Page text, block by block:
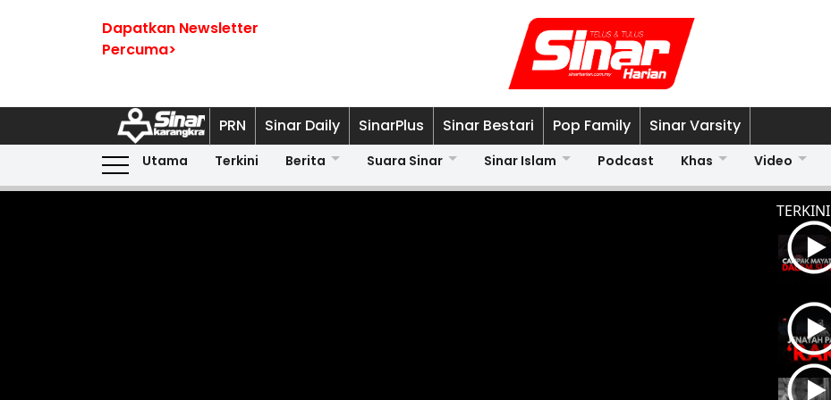
Dapatkan Newsletter
Percuma>
PRN Sinar Daily SinarPlus Sinar Bestari Pop Family Sinar Varsity
Utama Terkini Berita Suara Sinar Sinar Islam Podcast Khas Video
TERKINI